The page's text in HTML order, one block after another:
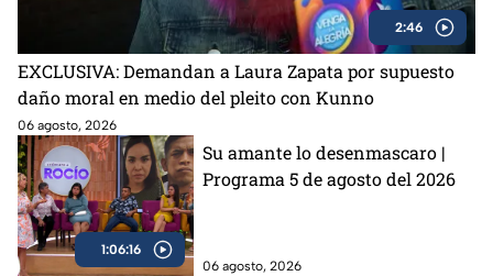
2:46
EXCLUSIVA: Demandan a Laura Zapata por supuesto
daño moral en medio del pleito con Kunno
06 agosto, 2026
1:06:16
Su amante lo desenmascaro |
Programa 5 de agosto del 2026
06 agosto, 2026